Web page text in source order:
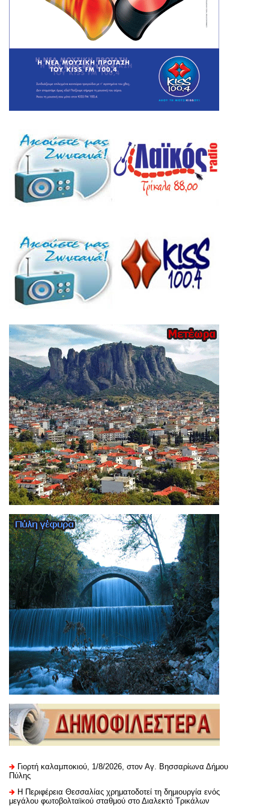
Γιορτή καλαμποκιού, 1/8/2026, στον Αγ. Βησσαρίωνα Δήμου
Πύλης
H Περιφέρεια Θεσσαλίας χρηματοδοτεί τη δημιουργία ενός
μεγάλου φωτοβολταϊκού σταθμού στο Διαλεκτό Τρικάλων